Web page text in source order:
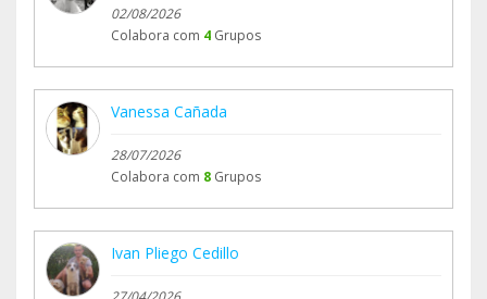
02/08/2026
Colabora com 4 Grupos
Vanessa Cañada
28/07/2026
Colabora com 8 Grupos
Ivan Pliego Cedillo